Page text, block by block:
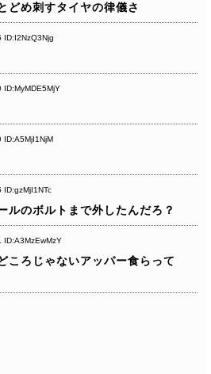
どめ刺すタイヤの律儀さ
ID:I2NzQ3Njg
ID:MyMDE5MjY
ID:A5MjI1NjM
ID:gzMjI1NTc
ルのボルトまで外したんだろ？
ID:A3MzEwMzY
ころじゃないアッパー食らって